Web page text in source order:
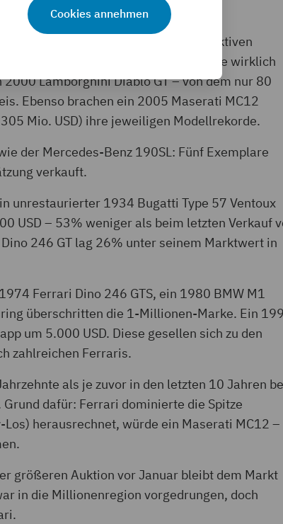
Ebene und nicht mehr im kollektiven
kämpfen um die Fahrzeuge, die sie wirklich
Lamborghini Diablo GT – von dem nur 80
Ebenso brachen ein 2005 Maserati MC12
Mio. USD) ihre jeweiligen Modellrekorde.
der Mercedes-Benz 190SL: Fünf Exemplare
verkauft.
unrestaurierter 1934 Bugatti Type 57 Ventoux
USD – 53% weniger als beim letzten Verkauf
246 GT lag 26% unter seinem Marktwert in
Ferrari Dino 246 GTS, ein 1980 BMW M1
überschritten die 1-Millionen-Marke. Ein
um 5.000 USD. Diese gesellen sich zu den
zahlreichen Ferraris.
als je zuvor in den letzten 10 Jahren
dafür: Ferrari dominierte die Spitze
herausrechnet, würde ein Maserati MC12 –
größeren Auktion vor Januar bleibt dem Markt
in die Millionenregion vorgedrungen, doch
Cookies annehmen